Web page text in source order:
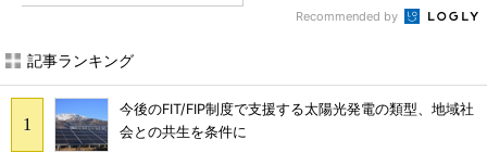
Recommended by
記事ランキング
今後のFIT/FIP制度で支援する太陽光発電の類型、地域社
会との共生を条件に